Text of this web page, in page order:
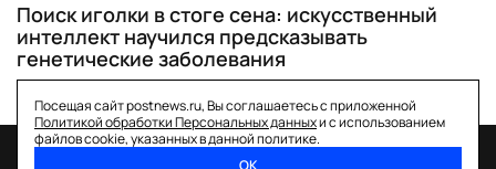
Поиск иголки в стоге сена: искусственный
интеллект научился предсказывать
генетические заболевания
Посещая сайт postnews.ru, Вы соглашаетесь с приложенной
Политикой обработки Персональных данныхи с использованием
файлов cookie, указанных в данной политике.
ОК